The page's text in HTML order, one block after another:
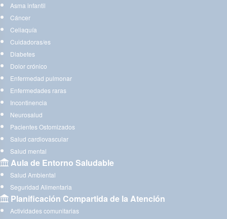
Asma infantil
Cáncer
Celiaquía
Cuidadoras/es
Diabetes
Dolor crónico
Enfermedad pulmonar
Enfermedades raras
Incontinencia
Neurosalud
Pacientes Ostomizados
Salud cardiovascular
Salud mental
Aula de Entorno Saludable
Salud Ambiental
Seguridad Alimentaria
Planificación Compartida de la Atención
Actividades comunitarias